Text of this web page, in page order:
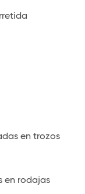
en trozos
rodajas